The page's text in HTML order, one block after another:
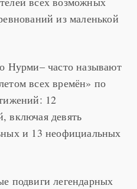
из маленькой
Нурми– часто называют
всех времён» по
12
включая девять
и 13 неофициальных
подвиги легендарных